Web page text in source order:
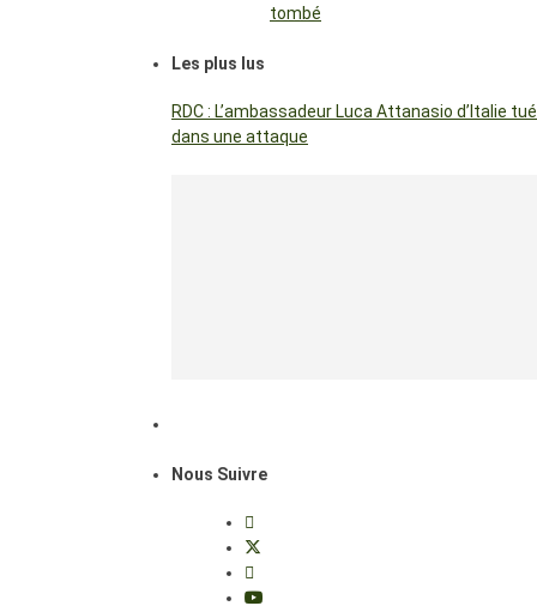
tombé
Les plus lus
RDC : L’ambassadeur Luca Attanasio d’Italie tué
dans une attaque
Nous Suivre